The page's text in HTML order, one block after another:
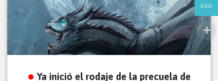
Ya inició el rodaje de la precuela de
USD